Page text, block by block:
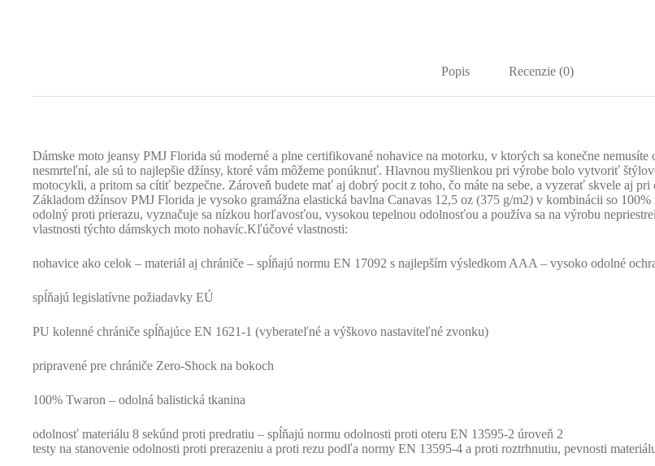
Popis Recenzie (0)
Dámske moto jeansy PMJ Florida sú moderné a plne certifikované nohavice na motorku, v ktorých sa konečne
nesmrteľní, ale sú to najlepšie džínsy, ktoré vám môžeme ponúknuť. Hlavnou myšlienkou pri výrobe bolo vytvoriť
motocykli, a pritom sa cítiť bezpečne. Zároveň budete mať aj dobrý pocit z toho, čo máte na sebe, a vyzerať skvele aj pri
Základom džínsov PMJ Florida je vysoko gramážna elastická bavlna Canavas 12,5 oz (375 g/m2) v kombinácii so
odolný proti prierazu, vyznačuje sa nízkou horľavosťou, vysokou tepelnou odolnosťou a používa sa na výrobu
vlastnosti týchto dámskych moto nohavíc.Kľúčové vlastnosti:
nohavice ako celok – materiál aj chrániče – spĺňajú normu EN 17092 s najlepším výsledkom AAA – vysoko odolné
spĺňajú legislatívne požiadavky EÚ
PU kolenné chrániče spĺňajúce EN 1621-1 (vyberateľné a výškovo nastaviteľné zvonku)
pripravené pre chrániče Zero-Shock na bokoch
100% Twaron – odolná balistická tkanina
odolnosť materiálu 8 sekúnd proti predratiu – spĺňajú normu odolnosti proti oteru EN 13595-2 úroveň 2
testy na stanovenie odolnosti proti prerazeniu a proti rezu podľa normy EN 13595-4 a proti roztrhnutiu, pevnosti